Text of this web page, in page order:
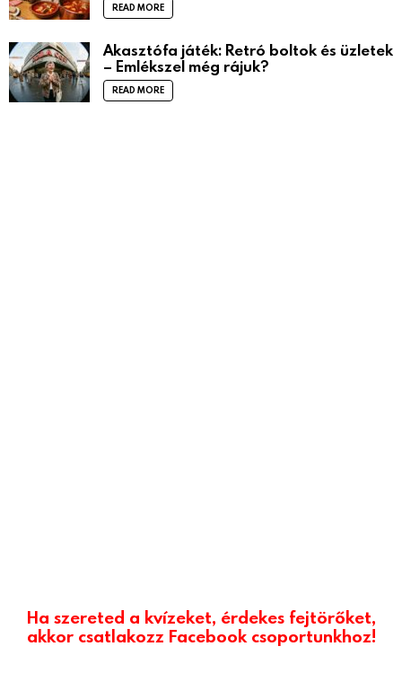
READ MORE
Akasztófa játék: Retró boltok és üzletek
– Emlékszel még rájuk?
READ MORE
Ha szereted a kvízeket, érdekes fejtörőket,
akkor csatlakozz Facebook csoportunkhoz!